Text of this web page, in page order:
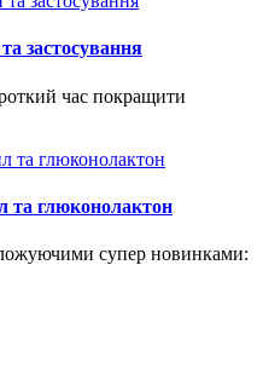
застосування
час покращити
та глюконолактон
супер новинками: